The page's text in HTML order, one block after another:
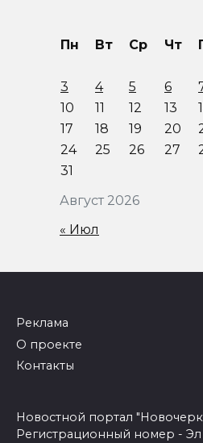
Август 2026
Пн Вт Ср Чт
3
4 5 6
10
11 12 13
17
18 19 20
24
25 26 27
31
« Июл
Реклама
О проекте
Контакты
Новостной портал
Регистрационный номер -